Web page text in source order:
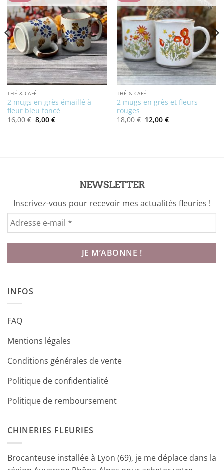
THÉ & CAFÉ
2 mugs en grès émaillé à
fleur bleu foncé
16,00€ Le
prix
8,00 €Le
prix
THÉ & CAFÉ
2 mugs en grès et fleurs
rouges
18,00€ Le
prix
12,00 €Le
prix
NEWSLETTER
Inscrivez-vous pour recevoir mes actualités fleuries !
INFOS
FAQ
Mentions légales
Conditions générales de vente
Politique de confidentialité
Politique de remboursement
CHINERIES FLEURIES
Brocanteuse installée à Lyon (69), je me déplace dans la